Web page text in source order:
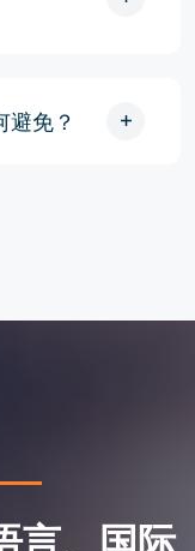
避免？
言、国际